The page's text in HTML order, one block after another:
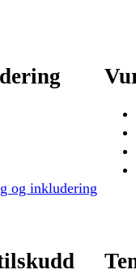
og inkludering